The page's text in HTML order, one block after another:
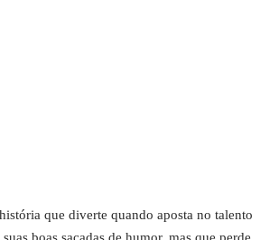
que diverte quando aposta no talento
boas sacadas de humor, mas que perde